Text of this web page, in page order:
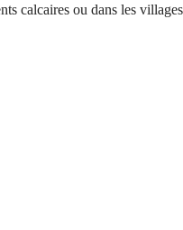
calcaires ou dans les